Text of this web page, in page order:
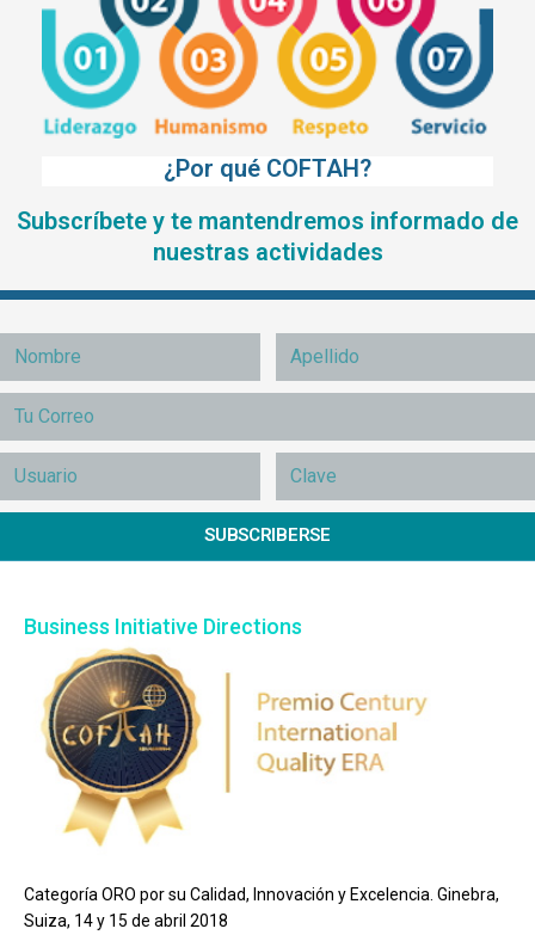
¿Por qué COFTAH?
Subscríbete y te mantendremos informado de
nuestras actividades
SUBSCRIBERSE
Business Initiative Directions
Categoría ORO por su Calidad, Innovación y Excelencia. Ginebra,
Suiza, 14 y 15 de abril 2018